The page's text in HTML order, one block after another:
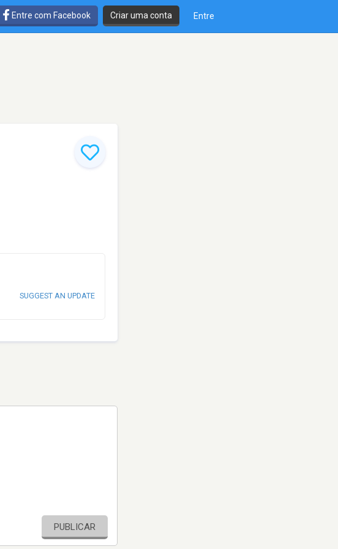
Entre com Facebook Criar uma conta Entre
SUGGEST AN UPDATE
PUBLICAR